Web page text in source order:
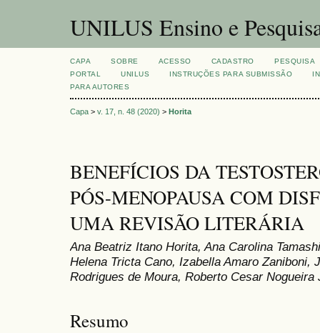
UNILUS Ensino e
CAPA SOBRE ACESSO CADASTRO
PESQUISA
PORTAL
UNILUS INSTRUÇÕES PARA SUBMISSÃO
PARA AUTORES
Capa > v. 17, n. 48 (2020) > Horita
BENEFÍCIOS DA
PÓS-MENOPAUSA COM
UMA REVISÃO LITERÁRIA
Ana Beatriz Itano Horita, Ana Carolina
Helena Tricta Cano, Izabella Amaro Zaniboni,
Rodrigues de Moura, Roberto Cesar Nogueira
Resumo